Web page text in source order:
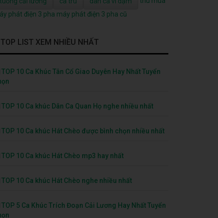
phát điện 3 pha máy phát điện 3 pha cũ
TOP LIST XEM NHIỀU NHẤT
TOP 10 Ca Khúc Tân Cổ Giao Duyên Hay Nhất Tuyển
TOP 10 Ca khúc Dân Ca Quan Họ nghe nhiều nhất
TOP 10 Ca khúc Hát Chèo được bình chọn nhiều nhất
TOP 10 Ca khúc Hát Chèo mp3 hay nhất
TOP 10 Ca khúc Hát Chèo nghe nhiều nhất
TOP 5 Ca Khúc Trích Đoạn Cải Lương Hay Nhất Tuyển